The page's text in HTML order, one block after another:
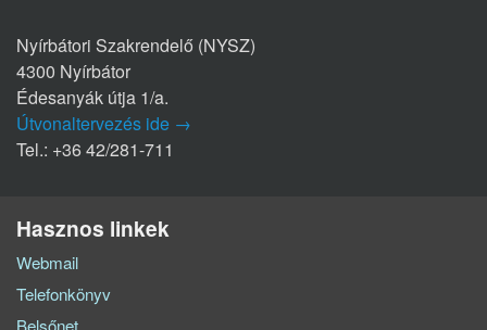
Nyírbátori Szakrendelő (NYSZ)
4300 Nyírbátor
Édesanyák útja 1/a.
Útvonaltervezés ide →
Tel.: +36 42/281-711
Hasznos linkek
Webmail
Telefonkönyv
Belsőnet